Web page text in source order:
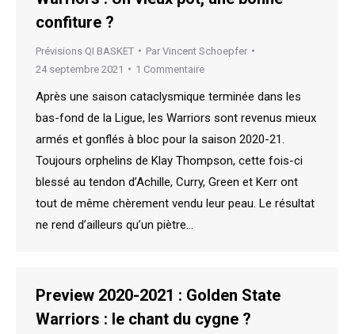
confiture ?
Prévisions QI BASKET Par Vincent Schoepfer
24 septembre 2021
1 Commentaire
Après une saison cataclysmique terminée dans les
bas-fond de la Ligue, les Warriors sont revenus mieux
armés et gonflés à bloc pour la saison 2020-21.
Toujours orphelins de Klay Thompson, cette fois-ci
blessé au tendon d’Achille, Curry, Green et Kerr ont
tout de même chèrement vendu leur peau. Le résultat
ne rend d’ailleurs qu’un piètre…
Preview 2020-2021 : Golden State
Warriors : le chant du cygne ?